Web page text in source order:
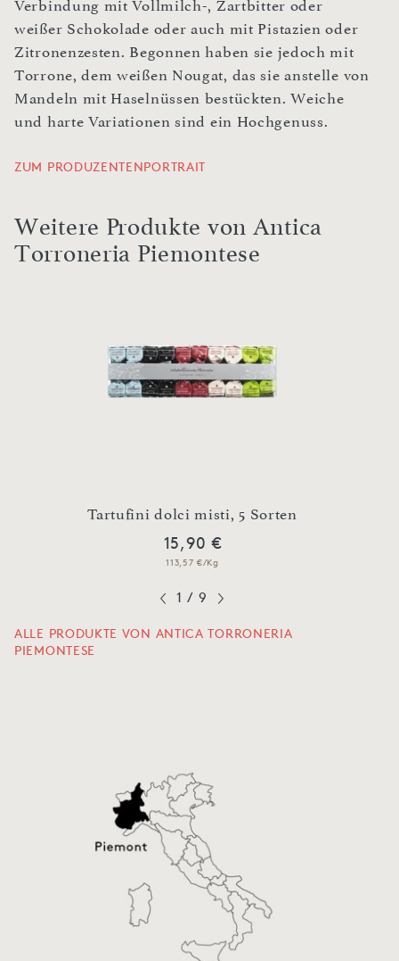
Verbindung mit Vollmilch-, Zartbitter oder
weißer Schokolade oder auch mit Pistazien oder
Zitronenzesten. Begonnen haben sie jedoch mit
Torrone, dem weißen Nougat, das sie anstelle von
Mandeln mit Haselnüssen bestückten. Weiche
und harte Variationen sind ein Hochgenuss.
ZUM PRODUZENTENPORTRAIT
Weitere Produkte von Antica
Torroneria Piemontese
Tartufini dolci misti, 5 Sorten
15,90 €
113,57 €/Kg
1 / 9
ALLE PRODUKTE VON ANTICA TORRONERIA
PIEMONTESE